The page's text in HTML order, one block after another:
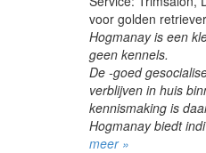
voor golden
Hogmanay is een
geen kennels.
De -goed
verblijven in huis
kennismaking is
Hogmanay biedt
meer »